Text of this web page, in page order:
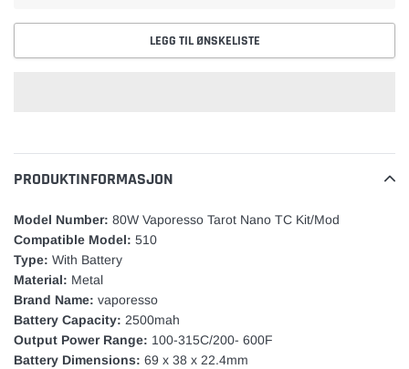
LEGG TIL ØNSKELISTE
til
vare
PRODUKTINFORMASJON
Model Number: 80W Vaporesso Tarot Nano TC Kit/Mod
Compatible Model: 510
Type: With Battery
Material: Metal
Brand Name: vaporesso
Battery Capacity: 2500mah
Output Power Range: 100-315C/200- 600F
Battery Dimensions: 69 x 38 x 22.4mm